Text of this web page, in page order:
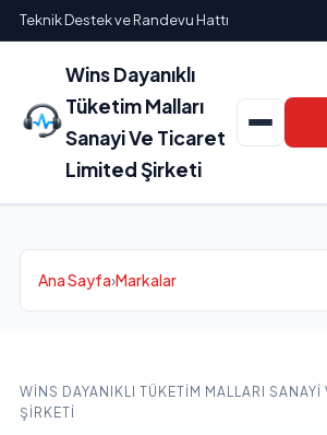
Teknik Destek ve Randevu Hattı
Wins Dayanıklı
Tüketim Malları
Sanayi Ve Ticaret
Limited Şirketi
Ana Sayfa›Markalar
WINS DAYANIKLI TÜKETIM MALLARI SANAYI
ŞIRKETI